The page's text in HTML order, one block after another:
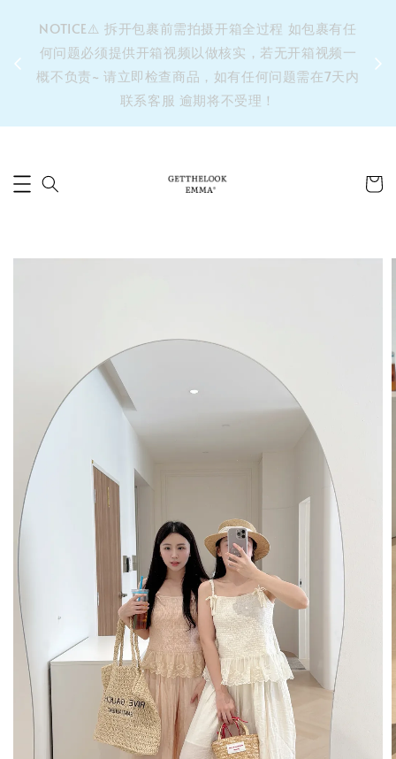
⚠️
NOTICE⚠️ 拆开包裹前需拍摄开箱全过程 如包裹有任
何问题必须提供开箱视频以做核实，若无开箱视频一
概不负责~ 请立即检查商品，如有任何问题需在7天内
联系客服 逾期将不受理！